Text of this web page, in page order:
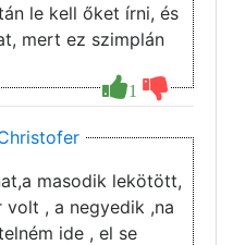
1
le kell őket írni, és
mert ez szimplán
masodik lekötött,
, a negyedik ,na
ide , el se